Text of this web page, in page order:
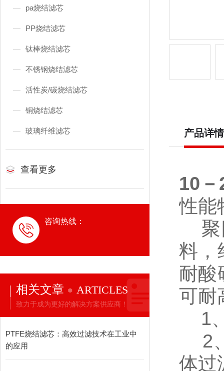
pa烧结滤芯
PP烧结滤芯
钛棒烧结滤芯
不锈钢烧结滤芯
活性炭/碳烧结滤芯
铜烧结滤芯
玻璃纤维滤芯
查看更多
咨询热线：
相关文章 ARTICLES
致力于成为更好的解决方案供应商！
PTFE烧结滤芯：高效过滤技术在工业中
的应用
产品详情
10
性能
聚
料，
耐酸
可耐
1
2
体过